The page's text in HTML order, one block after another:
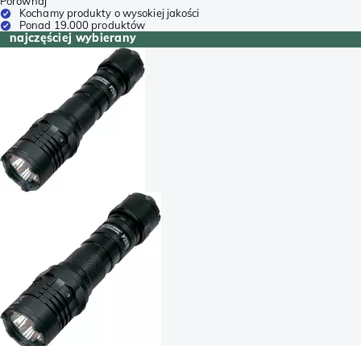
Kochamy produkty o wysokiej jakości
Ponad 19.000 produktów
najczęściej wybierany